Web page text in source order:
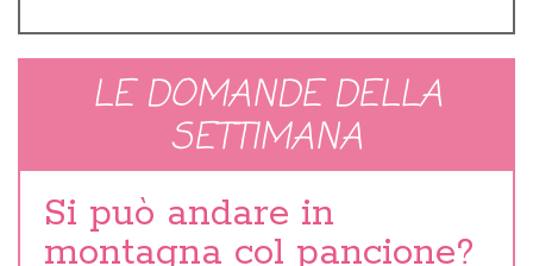
LE DOMANDE DELLA
SETTIMANA
Si può andare in
montagna col pancione?